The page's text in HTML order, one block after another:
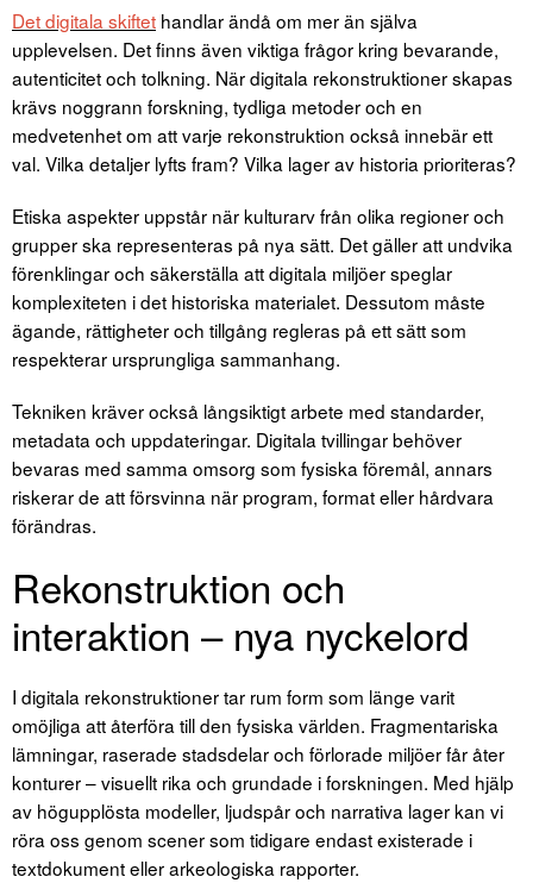
Det digitala skiftet handlar ändå om mer än själva
upplevelsen. Det finns även viktiga frågor kring bevarande,
autenticitet och tolkning. När digitala rekonstruktioner skapas
krävs noggrann forskning, tydliga metoder och en
medvetenhet om att varje rekonstruktion också innebär ett
val. Vilka detaljer lyfts fram? Vilka lager av historia prioriteras?
Etiska aspekter uppstår när kulturarv från olika regioner och
grupper ska representeras på nya sätt. Det gäller att undvika
förenklingar och säkerställa att digitala miljöer speglar
komplexiteten i det historiska materialet. Dessutom måste
ägande, rättigheter och tillgång regleras på ett sätt som
respekterar ursprungliga sammanhang.
Tekniken kräver också långsiktigt arbete med standarder,
metadata och uppdateringar. Digitala tvillingar behöver
bevaras med samma omsorg som fysiska föremål, annars
riskerar de att försvinna när program, format eller hårdvara
förändras.
Rekonstruktion och
interaktion – nya nyckelord
I digitala rekonstruktioner tar rum form som länge varit
omöjliga att återföra till den fysiska världen. Fragmentariska
lämningar, raserade stadsdelar och förlorade miljöer får åter
konturer – visuellt rika och grundade i forskningen. Med hjälp
av högupplösta modeller, ljudspår och narrativa lager kan vi
röra oss genom scener som tidigare endast existerade i
textdokument eller arkeologiska rapporter.